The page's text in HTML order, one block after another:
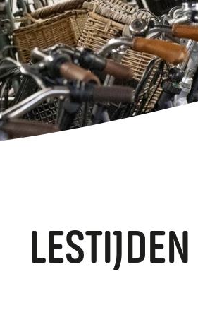
en ontwikkeling
LESTIJDEN